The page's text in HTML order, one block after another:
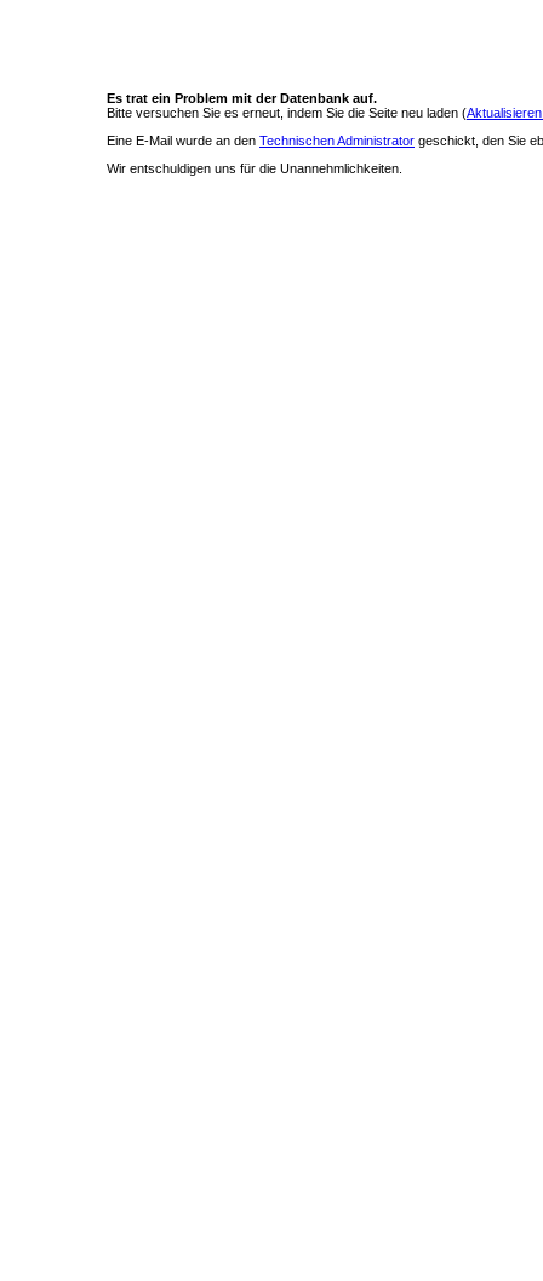
Es trat ein Problem mit der Datenbank auf.
Bitte versuchen Sie es erneut, indem Sie die Seite neu laden (
Eine E-Mail wurde an den Technischen Administrator geschickt, den Sie
Wir entschuldigen uns für die Unannehmlichkeiten.